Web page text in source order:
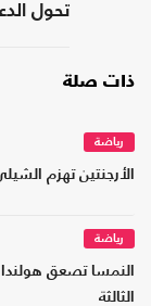
تحول
ذات صلة
رياضة
الأرجنتين تهزم
رياضة
النمسا تصعق
الثالثة